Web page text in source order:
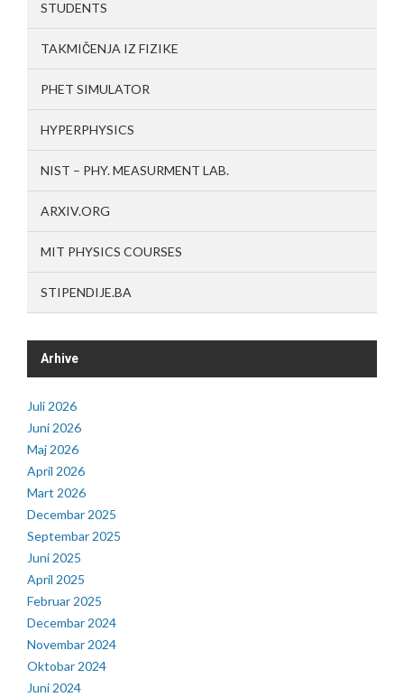
STUDENTS
TAKMIČENJA IZ FIZIKE
PHET SIMULATOR
HYPERPHYSICS
NIST – PHY. MEASURMENT LAB.
ARXIV.ORG
MIT PHYSICS COURSES
STIPENDIJE.BA
Arhive
Juli 2026
Juni 2026
Maj 2026
April 2026
Mart 2026
Decembar 2025
Septembar 2025
Juni 2025
April 2025
Februar 2025
Decembar 2024
Novembar 2024
Oktobar 2024
Juni 2024